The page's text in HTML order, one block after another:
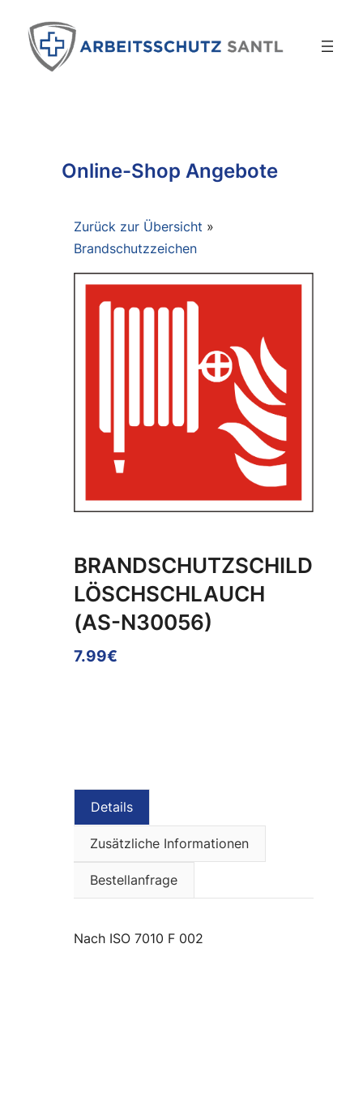
Inhalt
springen
Online-Shop Angebote
Zurück zur Übersicht
Brandschutzzeichen
BRANDSCHUTZSCHILD
LÖSCHSCHLAUCH
(AS-N30056)
7.99€
Details
Zusätzliche Informationen
Bestellanfrage
nach ISO 7010 F 002